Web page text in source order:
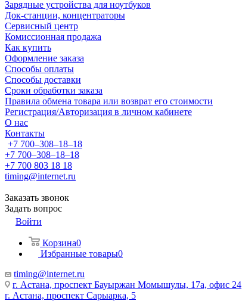
Зарядные устройства для ноутбуков
Док-станции, концентраторы
Сервисный центр
Комиссионная продажа
Как купить
Оформление заказа
Способы оплаты
Способы доставки
Сроки обработки заказа
Правила обмена товара или возврат его стоимости
Регистрация/Авторизация в личном кабинете
О нас
Контакты
+7 700‒308‒18‒18
+7 700‒308‒18‒18
+7 700 803 18 18
timing@internet.ru
Заказать звонок
Задать вопрос
Войти
Корзина0
Избранные товары0
timing@internet.ru
г. Астана, проспект Бауыржан Момышулы, 17а, офис 24
г. Астана, проспект Сарыарка, 5